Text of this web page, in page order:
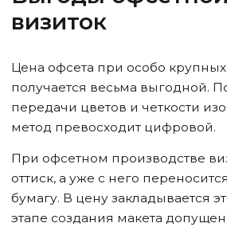
визиток
Цена офсета при особо
получается весьма выгодной.
передачи цветов и четкости
метод превосходит цифровой.
При офсетном производстве
оттиск, а уже с него
бумагу. В цену закладывается
этапе создания макета